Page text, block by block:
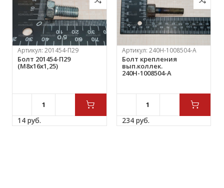
Артикул:201454-П29
Болт 201454-П29
(М8х16х1,25)
14 руб.
Артикул: 240Н-1008504-А
Болт крепления
вып.коллек.
240Н-1008504-А
234 руб.